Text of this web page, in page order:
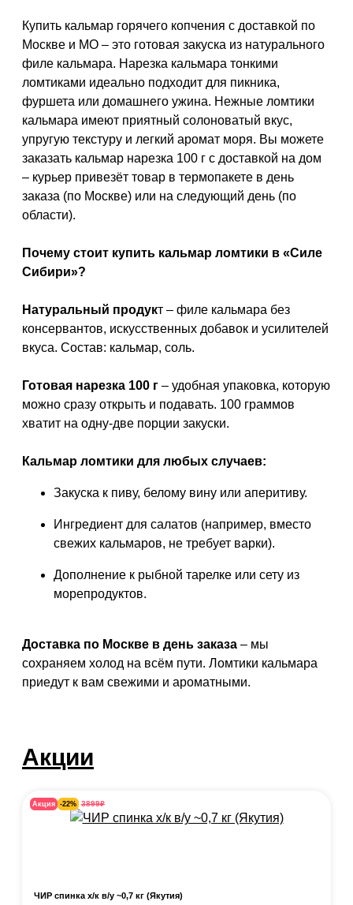
Купить кальмар горячего копчения с доставкой по
Москве и МО – это готовая закуска из натурального
филе кальмара. Нарезка кальмара тонкими
ломтиками идеально подходит для пикника,
фуршета или домашнего ужина. Нежные ломтики
кальмара имеют приятный солоноватый вкус,
упругую текстуру и легкий аромат моря. Вы можете
заказать кальмар нарезка 100 г с доставкой на дом
– курьер привезёт товар в термопакете в день
заказа (по Москве) или на следующий день (по
области).
Почему стоит купить кальмар ломтики в «Силе
Сибири»?
Натуральный продукт – филе кальмара без
консервантов, искусственных добавок и усилителей
вкуса. Состав: кальмар, соль.
Готовая нарезка 100 г – удобная упаковка, которую
можно сразу открыть и подавать. 100 граммов
хватит на одну-две порции закуски.
Кальмар ломтики для любых случаев:
Закуска к пиву, белому вину или аперитиву.
Ингредиент для салатов (например, вместо
свежих кальмаров, не требует варки).
Дополнение к рыбной тарелке или сету из
морепродуктов.
Доставка по Москве в день заказа – мы
сохраняем холод на всём пути. Ломтики кальмара
приедут к вам свежими и ароматными.
Акции
Акция -22% 3899₽
ЧИР спинка х/к в/у ~0,7 кг (Якутия)